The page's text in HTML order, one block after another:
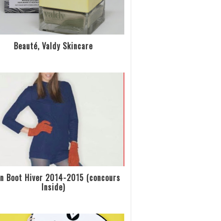
Beauté, Valdy Skincare
Boot Hiver 2014-2015 (concours
Inside)